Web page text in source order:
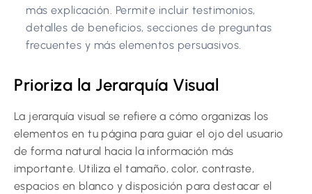
más explicación. Permite incluir testimonios,
detalles de beneficios, secciones de preguntas
frecuentes y más elementos persuasivos.
Prioriza la Jerarquía Visual
La jerarquía visual se refiere a cómo organizas los
elementos en tu página para guiar el ojo del usuario
de forma natural hacia la información más
importante. Utiliza el tamaño, color, contraste,
espacios en blanco y disposición para destacar el